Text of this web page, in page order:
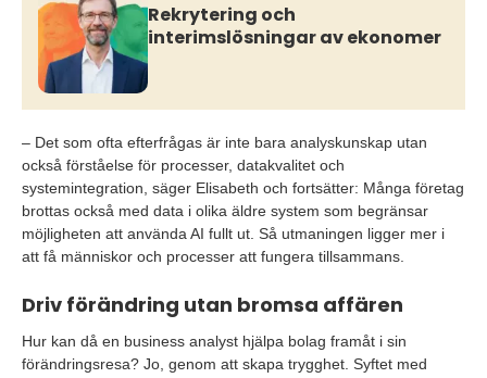
Rekrytering och
interimslösningar av ekonomer
– Det som ofta efterfrågas är inte bara analyskunskap utan
också förståelse för processer, datakvalitet och
systemintegration, säger Elisabeth och fortsätter: Många företag
brottas också med data i olika äldre system som begränsar
möjligheten att använda AI fullt ut. Så utmaningen ligger mer i
att få människor och processer att fungera tillsammans.
Driv förändring utan bromsa affären
Hur kan då en business analyst hjälpa bolag framåt i sin
förändringsresa? Jo, genom att skapa trygghet. Syftet med